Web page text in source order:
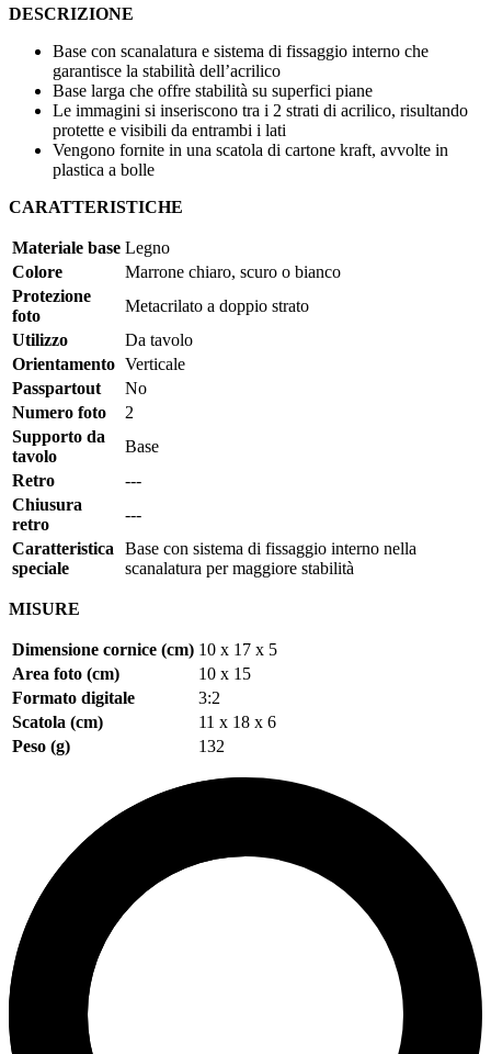
DESCRIZIONE
Base con scanalatura e sistema di fissaggio interno che
garantisce la stabilità dell’acrilico
Base larga che offre stabilità su superfici piane
Le immagini si inseriscono tra i 2 strati di acrilico, risultando
protette e visibili da entrambi i lati
Vengono fornite in una scatola di cartone kraft, avvolte in
plastica a bolle
CARATTERISTICHE
Materiale base Legno
Colore
Marrone chiaro, scuro o bianco
Protezione
foto
Metacrilato a doppio strato
Utilizzo
Da tavolo
Orientamento Verticale
Passpartout
No
Numero foto
2
Supporto da
tavolo
Base
Retro
---
Chiusura
retro
---
Caratteristica
speciale
Base con sistema di fissaggio interno nella
scanalatura per maggiore stabilità
MISURE
Dimensione cornice (cm) 10 x 17 x 5
Area foto (cm)
10 x 15
Formato digitale
3:2
Scatola (cm)
11 x 18 x 6
Peso (g)
132